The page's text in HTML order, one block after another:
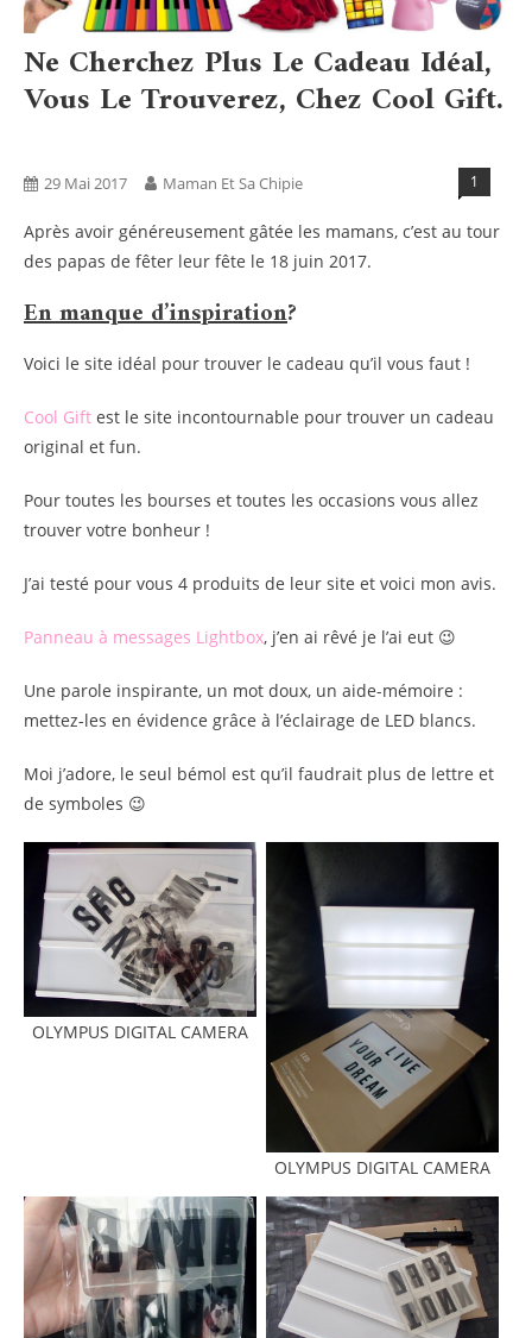
Ne Cherchez Plus Le Cadeau Idéal,
Vous Le Trouverez, Chez Cool Gift.
29 Mai 2017 Maman Et Sa Chipie 1
Après avoir généreusement gâtée les mamans, c’est au tour
des papas de fêter leur fête le 18 juin 2017.
En manque d’inspiration?
Voici le site idéal pour trouver le cadeau qu’il vous faut !
Cool Gift est le site incontournable pour trouver un cadeau
original et fun.
Pour toutes les bourses et toutes les occasions vous allez
trouver votre bonheur !
J’ai testé pour vous 4 produits de leur site et voici mon avis.
Panneau à messages Lightbox, j’en ai rêvé je l’ai eut 😉
Une parole inspirante, un mot doux, un aide-mémoire :
mettez-les en évidence grâce à l’éclairage de LED blancs.
Moi j’adore, le seul bémol est qu’il faudrait plus de lettre et
de symboles 😉
OLYMPUS DIGITAL CAMERA
OLYMPUS DIGITAL CAMERA